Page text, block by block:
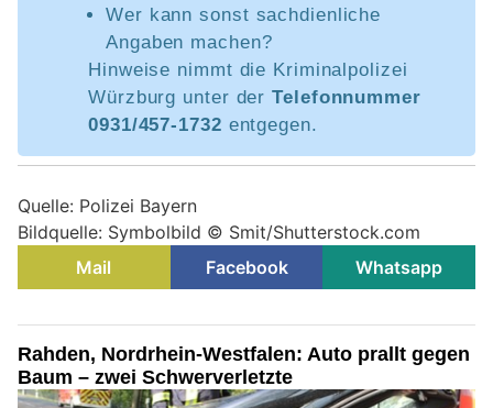
Wer kann sonst sachdienliche
Angaben machen?
Hinweise nimmt die Kriminalpolizei
Würzburg unter derTelefonnummer
0931/457-1732 entgegen.
Quelle: Polizei Bayern
Bildquelle: Symbolbild © Smit/Shutterstock.com
Mail
Facebook Whatsapp
Rahden, Nordrhein-Westfalen: Auto prallt gegen
Baum – zwei Schwerverletzte